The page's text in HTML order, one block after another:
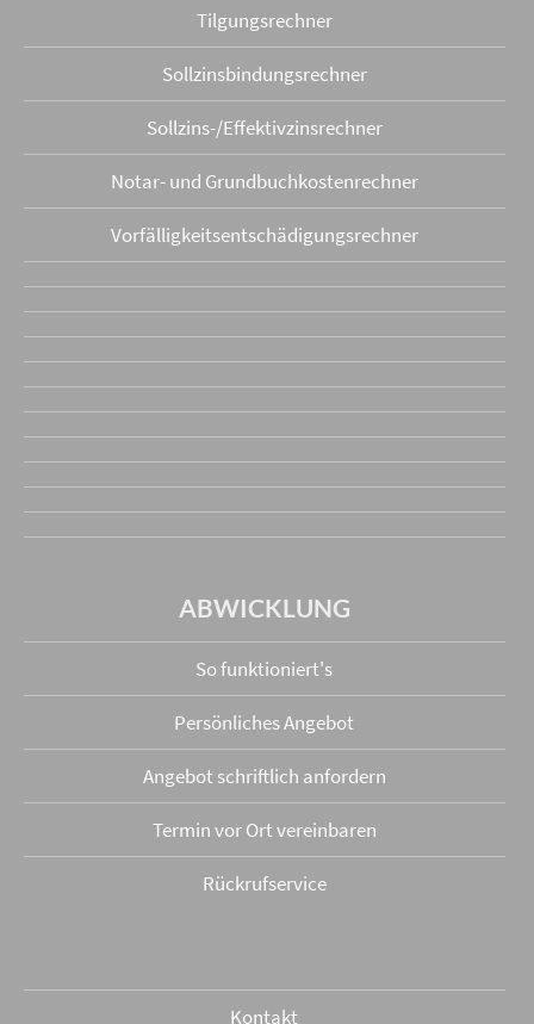
Tilgungsrechner
Sollzinsbindungs­rechner
Sollzins-/Effektivzins­rechner
Notar- und Grundbuchkosten­rechner
Vorfälligkeits­entschädigungs­rechner
ABWICKLUNG
So funktioniert's
Persönliches Angebot
Angebot schriftlich anfordern
Termin vor Ort vereinbaren
Rückrufservice
Kontakt